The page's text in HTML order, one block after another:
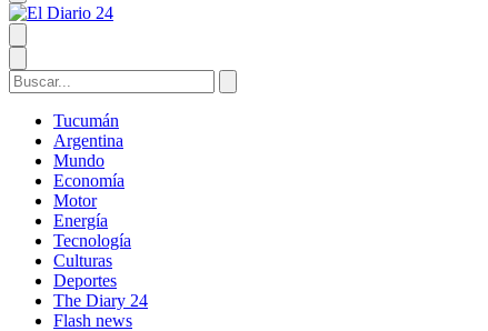
Tucumán
Argentina
Mundo
Economía
Motor
Energía
Tecnología
Culturas
Deportes
The Diary 24
Flash news